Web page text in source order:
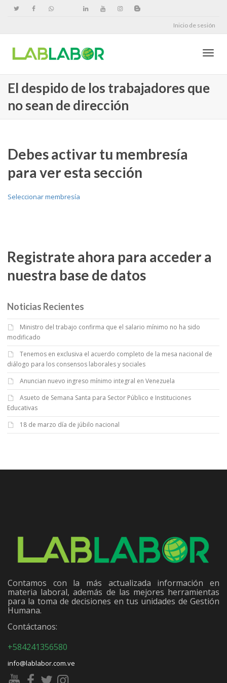
Inicio de sesión
El despido de los trabajadores que
no sean de dirección
Debes activar tu membresía
para ver esta sección
Seleccionar membresía
Registrate ahora para acceder a
nuestra base de datos
Noticias Recientes
Ministro del trabajo confirma que el salario mínimo no ha sido
modificado
Tenemos en exclusiva el acuerdo completo de la mesa nacional de
diálogo para los consensos laborales y sociales
Anuncian nuevo ingreso mínimo integral en Venezuela
Asueto de Semana Santa para Sector Público e Instituciones
Educativas
18 de marzo día de júbilo nacional
Contamos con la más actualizada información en
materia laboral, además de las mejores herramientas
para la toma de decisiones en tus unidades de Gestión
Humana.
Contáctanos:
+584241356580
info@lablabor.com.ve